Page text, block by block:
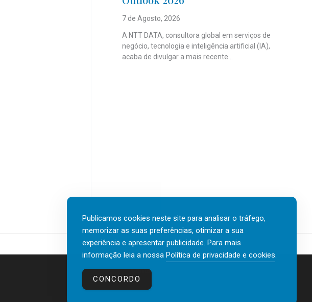
7 de Agosto, 2026
A NTT DATA, consultora global em serviços de
negócio, tecnologia e inteligência artificial (IA),
acaba de divulgar a mais recente...
Contactos
Publicamos cookies neste site para analisar o tráfego,
memorizar as suas preferências, otimizar a sua
experiência e apresentar publicidade. Para mais
informação leia a nossa Política de privacidade e cookies.
CONCORDO